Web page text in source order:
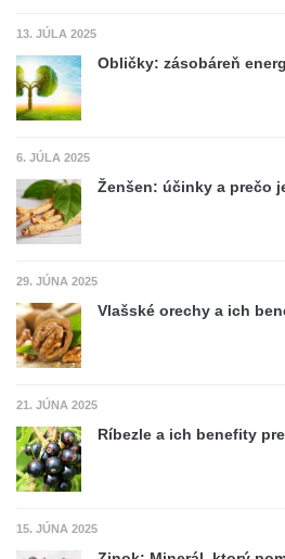
13. JÚLA 2025
Obličky: zásobáreň
6. JÚLA 2025
Ženšen: účinky a prečo
29. JÚNA 2025
Vlašské orechy a ich
21. JÚNA 2025
Ríbezle a ich benefity
15. JÚNA 2025